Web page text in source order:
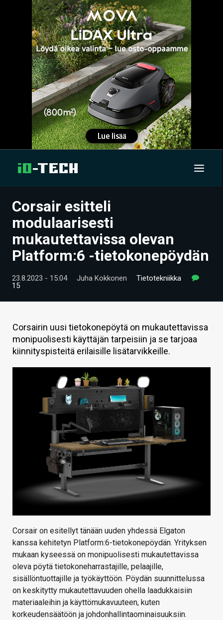
UUTISET
ARTIKKELIT
VIDEOT
TECHBBS
KAUPPA
Corsair esitteli
modulaarisesti
mukautettavissa olevan
Platform:6 -tietokonepöydän
23.8.2023 - 15:04 Juha Kokkonen
Tietotekniikka
15
Corsairin uusi tietokonepöytä on mukautettavissa
monipuolisesti käyttäjän tarpeisiin ja se tarjoaa
kiinnityspisteitä erilaisille lisätarvikkeille.
Corsair on esitellyt tänään uuden yhdessä Elgaton
kanssa kehitetyn Platform:6-tietokonepöydän. Yrityksen
mukaan kyseessä on monipuolisesti mukautettavissa
oleva pöytä tietokoneharrastajille, pelaajille,
sisällöntuottajille ja työkäyttöön. Pöydän suunnittelussa
on keskitytty mukautettavuuden ohella laadukkaisiin
materiaaleihin ja käyttömukavuuteen, kuten
korkeudensäätöön ja johdonhallintaominaisuuksiin.